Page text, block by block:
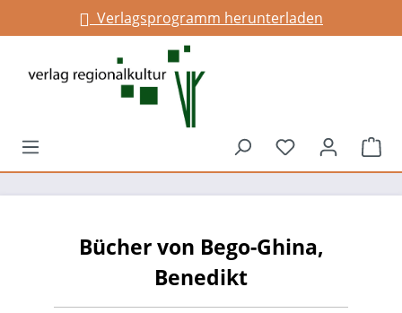
springenVerlagsprogramm herunterladen
Du hast 0
Bücher von Bego-Ghina,
Benedikt